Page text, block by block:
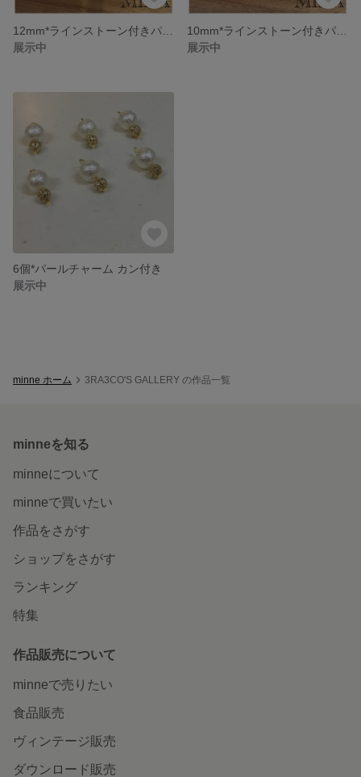
展示中
展示中
6個*パールチャーム カン付き
展示中
minne ホーム 3RA3CO'S GALLERY の作品一覧
minneを知る
minneについて
minneで買いたい
作品をさがす
ショップをさがす
ランキング
特集
作品販売について
minneで売りたい
食品販売
ヴィンテージ販売
ダウンロード販売